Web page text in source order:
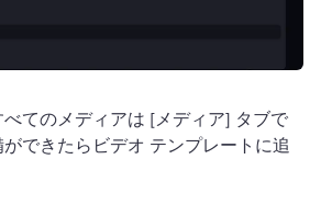
てのメディアは [メディア] タブで
できたらビデオ テンプレートに追